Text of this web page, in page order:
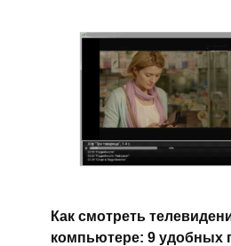
Как смотреть
компьютере: 9 удобных